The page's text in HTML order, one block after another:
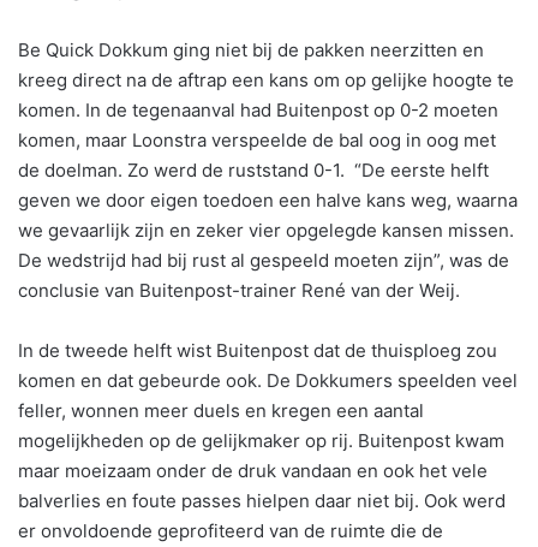
Be Quick Dokkum ging niet bij de pakken neerzitten en
kreeg direct na de aftrap een kans om op gelijke hoogte te
komen. In de tegenaanval had Buitenpost op 0-2 moeten
komen, maar Loonstra verspeelde de bal oog in oog met
de doelman. Zo werd de ruststand 0-1. “De eerste helft
geven we door eigen toedoen een halve kans weg, waarna
we gevaarlijk zijn en zeker vier opgelegde kansen missen.
De wedstrijd had bij rust al gespeeld moeten zijn”, was de
conclusie van Buitenpost-trainer René van der Weij.
In de tweede helft wist Buitenpost dat de thuisploeg zou
komen en dat gebeurde ook. De Dokkumers speelden veel
feller, wonnen meer duels en kregen een aantal
mogelijkheden op de gelijkmaker op rij. Buitenpost kwam
maar moeizaam onder de druk vandaan en ook het vele
balverlies en foute passes hielpen daar niet bij. Ook werd
er onvoldoende geprofiteerd van de ruimte die de